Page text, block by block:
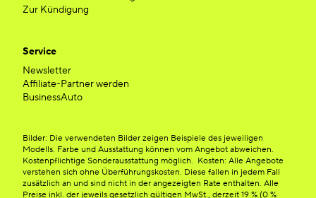
Zur Kündigung
Service
Newsletter
Affiliate-Partner werden
BusinessAuto
Bilder: Die verwendeten Bilder zeigen Beispiele des jeweiligen
Modells. Farbe und Ausstattung können vom Angebot abweichen.
Kostenpflichtige Sonderausstattung möglich. Kosten: Alle Angebote
verstehen sich ohne Überführungskosten. Diese fallen in jedem Fall
zusätzlich an und sind nicht in der angezeigten Rate enthalten. Alle
Preise inkl. der jeweils gesetzlich gültigen MwSt., derzeit 19 % (0 %